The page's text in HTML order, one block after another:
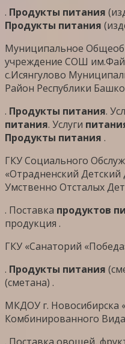
. Продукты питания
Продукты питания
Муниципальное
учреждение СОШ
с.Исянгулово
Район Республики
. Продукты питания.
питания. Услуги
Продукты питания .
ГКУ Социального
«Отрадненский
Умственно Отсталых
. Поставка продуктов
продукция .
ГКУ «Санаторий
. Продукты питания
(сметана) .
МКДОУ г. Новосибирска
Комбинированного